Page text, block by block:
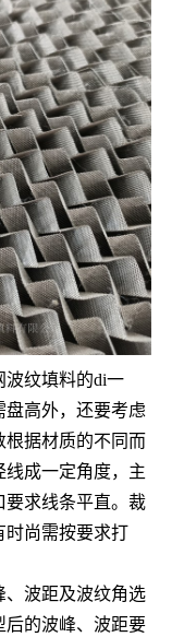
波纹填料的di一
盘高外，还要考虑
根据材质的不同而
线成一定角度，主
要求线条平直。裁
时尚需按要求打
、波距及波纹角选
后的波峰、波距要